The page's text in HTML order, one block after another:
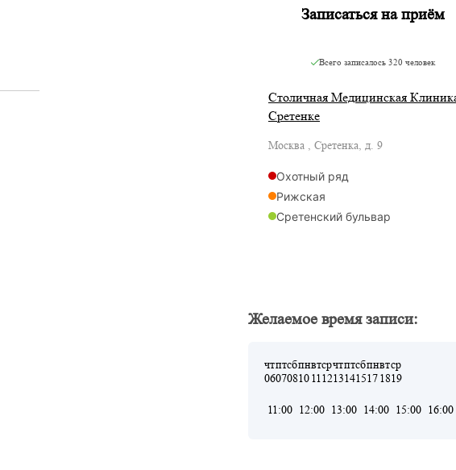
Записаться на приём
Всего записалось 320 человек
Столичная Медицинская
Сретенке
Москва , Сретенка, д. 9
Охотный ряд
Рижская
Сретенский бульвар
Рижская
Желаемое время записи:
чт
06
пт
07
сб
08
пн
10
вт
11
ср
12
чт
13
пт
14
сб
15
пн
17
вт
18
ср
19
11:00 12:00 13:00 14:00 15:00 16:00